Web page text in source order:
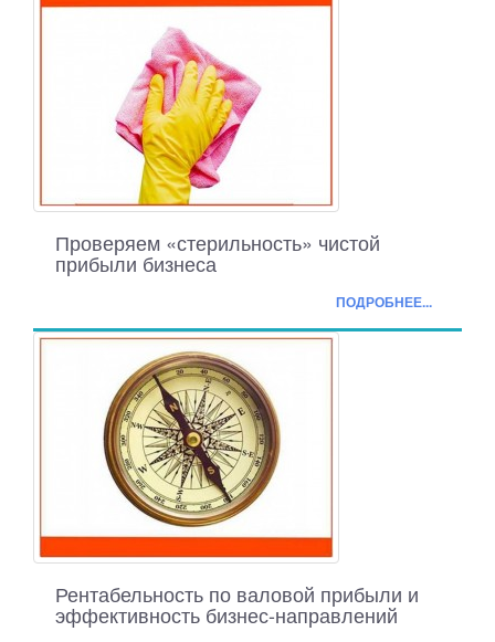
Проверяем «стерильность» чистой
прибыли бизнеса
ПОДРОБНЕЕ...
Рентабельность по валовой прибыли и
эффективность бизнес-направлений